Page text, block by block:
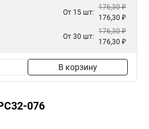
От 15 шт:
176,30 ₽
176,30 ₽
От 30 шт:
176,30 ₽
176,30 ₽
В корзину
076